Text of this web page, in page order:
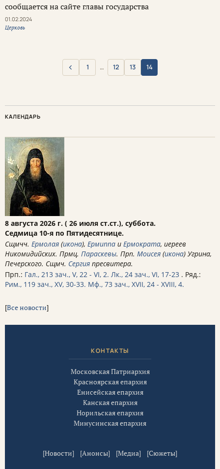
сообщается на сайте главы государства
01.02.2024
Церковь
Назад
‹ 1 … 12 13 14
КАЛЕНДАРЬ
8 августа 2026 г. ( 26 июля ст.ст.), суббота.
Седмица 10-я по Пятидесятнице.
Сщмчч. Ермолая (икона), Ермиппа и Ермократа, иереев
Никомидийских. Прмц. Параскевы. Прп. Моисея (икона) Угрина,
Печерского. Сщмч. Сергия пресвитера.
Прп.: Гал., 213 зач., V, 22 - VI, 2. Лк., 24 зач., VI, 17-23 . Ряд.:
Рим., 119 зач., XV, 30-33. Мф., 73 зач., XVII, 24 - XVIII, 4.
[Все новости]
КОНТАКТЫ
Московская Патриархия
Красноярская епархия
Енисейская епархия
Канская епархия
Норильская епархия
Минусинская епархия
[Новости] [Анонсы] [Медиа] [Сюжеты]